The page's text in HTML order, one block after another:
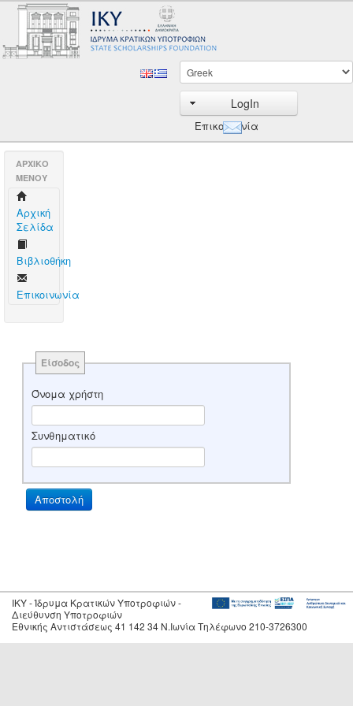
LogIn
Επικοινωνία
AΡΧΙΚΟ
ΜΕΝΟΥ
Aρχική
Σελίδα
Βιβλιοθήκη
Επικοινωνία
Είσοδος
Όνομα χρήστη
Συνθηματικό
IKY - Ίδρυμα Κρατικών Υποτροφιών -
Διεύθυνση Υποτροφιών
Εθνικής Αντιστάσεως 41 142 34 Ν.Ιωνία Τηλέφωνο 210-3726300